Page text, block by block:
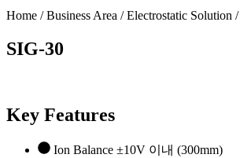
Home / Business Area / Electrostatic Solution /
SIG-30
Key Features
Ion Balance ±10V 이내 (300mm)